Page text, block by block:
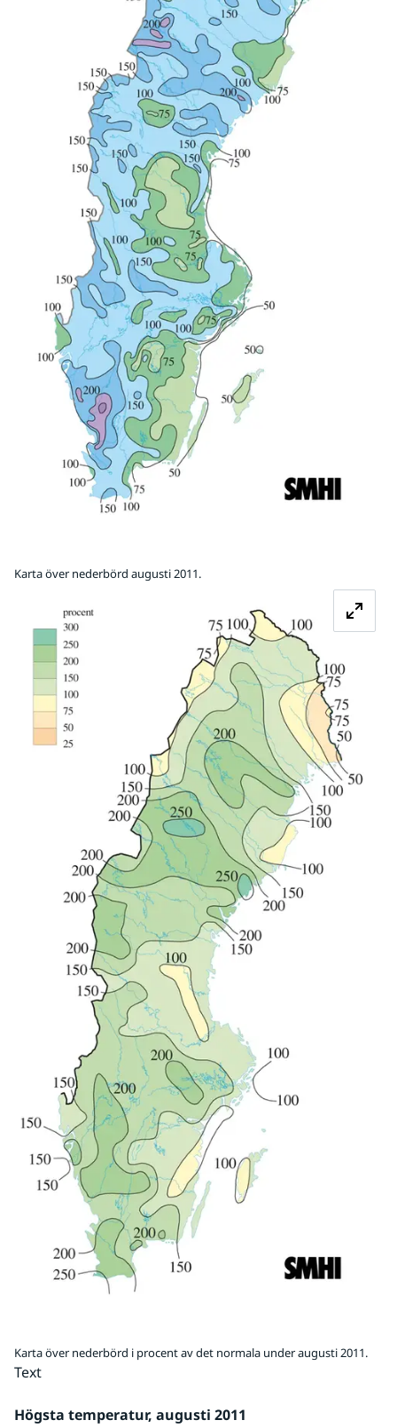
Karta över nederbörd augusti 2011.
Karta över nederbörd i procent av det normala under augusti 2011.
Text
Högsta temperatur, augusti 2011